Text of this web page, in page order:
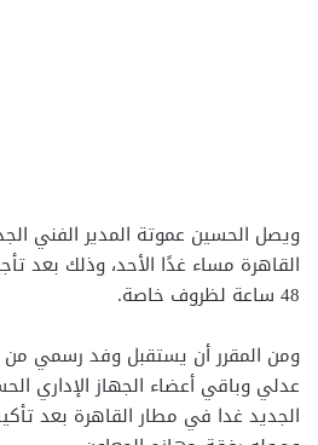
ويصل الحسين عموتة المدير الفني
القاهرة مساء غدًا الأحد، وذلك بعد
48 ساعة لظروف خاصة.
ومن المقرر أن يستقبل وفد رسمي
عدلي وباقي أعضاء الجهاز الإداري
الجديد غدا في مطار القاهرة بعد